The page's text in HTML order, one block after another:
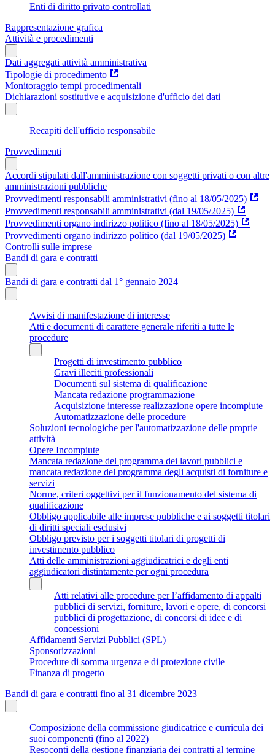
Enti di diritto privato controllati
Rappresentazione grafica
Attività e procedimenti
Dati aggregati attività amministrativa
Tipologie di procedimento
Monitoraggio tempi procedimentali
Dichiarazioni sostitutive e acquisizione d'ufficio dei dati
Recapiti dell'ufficio responsabile
Provvedimenti
Accordi stipulati dall'amministrazione con soggetti privati o con altre
amministrazioni pubbliche
Provvedimenti responsabili amministrativi (fino al 18/05/2025)
Provvedimenti responsabili amministrativi (dal 19/05/2025)
Provvedimenti organo indirizzo politico (fino al 18/05/2025)
Provvedimenti organo indirizzo politico (dal 19/05/2025)
Controlli sulle imprese
Bandi di gara e contratti
Bandi di gara e contratti dal 1° gennaio 2024
Avvisi di manifestazione di interesse
Atti e documenti di carattere generale riferiti a tutte le
procedure
Progetti di investimento pubblico
Gravi illeciti professionali
Documenti sul sistema di qualificazione
Mancata redazione programmazione
Acquisizione interesse realizzazione opere incompiute
Automatizzazione delle procedure
Soluzioni tecnologiche per l'automatizzazione delle proprie
attività
Opere Incompiute
Mancata redazione del programma dei lavori pubblici e
mancata redazione del programma degli acquisti di forniture e
servizi
Norme, criteri oggettivi per il funzionamento del sistema di
qualificazione
Obbligo applicabile alle imprese pubbliche e ai soggetti titolari
di diritti speciali esclusivi
Obbligo previsto per i soggetti titolari di progetti di
investimento pubblico
Atti delle amministrazioni aggiudicatrici e degli enti
aggiudicatori distintamente per ogni procedura
Atti relativi alle procedure per l’affidamento di appalti
pubblici di servizi, forniture, lavori e opere, di concorsi
pubblici di progettazione, di concorsi di idee e di
concessioni
Affidamenti Servizi Pubblici (SPL)
Sponsorizzazioni
Procedure di somma urgenza e di protezione civile
Finanza di progetto
Bandi di gara e contratti fino al 31 dicembre 2023
Composizione della commissione giudicatrice e curricula dei
suoi componenti (fino al 2022)
Resoconti della gestione finanziaria dei contratti al termine